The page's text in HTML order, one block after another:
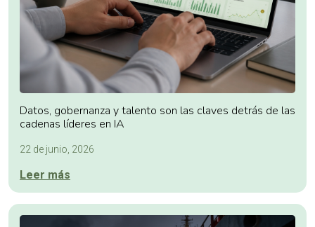
Datos, gobernanza y talento son las claves detrás de las
cadenas líderes en IA
22 de junio, 2026
Leer más